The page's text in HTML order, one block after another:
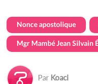
Nonce apostolique
Mgr Mambé Jean Silvain
Par Koaci